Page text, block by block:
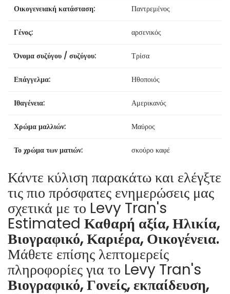
Οικογενειακή κατάσταση: Παντρεμένος
Γένος: αρσενικός
Όνομα συζύγου / συζύγου: Τρίσα
Επάγγελμα: Ηθοποιός
Ιθαγένεια: Αμερικανός
Χρώμα μαλλιών: Μαύρος
Το χρώμα των ματιών: σκούρο καφέ
Κάντε κύλιση παρακάτω και ελέγξτε
τις πιο πρόσφατες ενημερώσεις μας
σχετικά με το Levy Tran's
Estimated Καθαρή αξία, Ηλικία,
Βιογραφικό, Καριέρα, Οικογένεια.
Μάθετε επίσης λεπτομερείς
πληροφορίες για το Levy Tran's
Βιογραφικό, Γονείς, εκπαίδευση,